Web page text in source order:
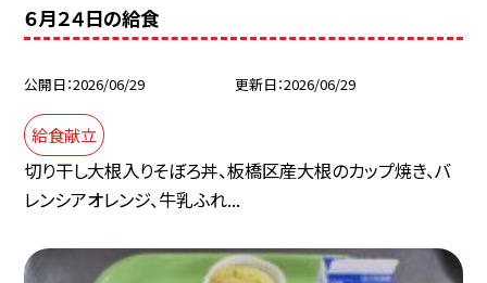
６月２４日の給食
公開日 2026/06/29 更新日 2026/06/29
給食献立
切り干し大根入りそぼろ丼、板橋区産大根のカップ焼き、バ
レンシアオレンジ、牛乳ふれ...